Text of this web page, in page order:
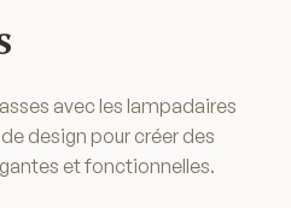
avec les lampadaires
design pour créer des
et fonctionnelles.